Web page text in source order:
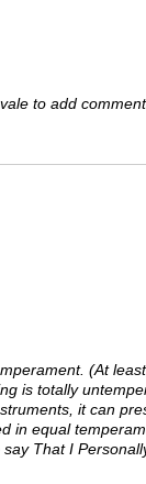
to add
(At
is totally
it can
in equal
That I